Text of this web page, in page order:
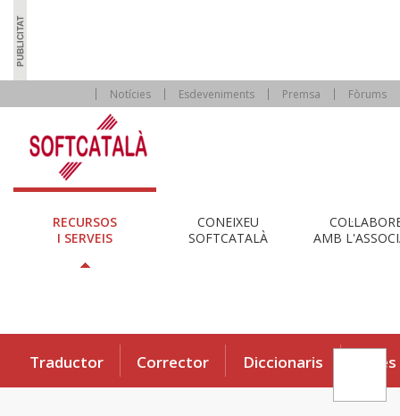
Notícies Esdeveniments Premsa Fòrums
RECURSOS
I SERVEIS
CONEIXEU
SOFTCATALÀ
AMB
Traductor Corrector Diccionaris Eines